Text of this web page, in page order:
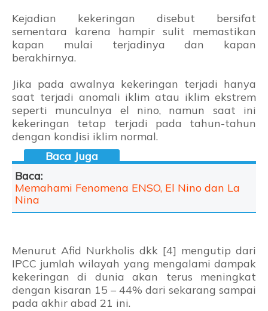
Kejadian kekeringan disebut bersifat
sementara karena hampir sulit memastikan
kapan mulai terjadinya dan kapan
berakhirnya.
Jika pada awalnya kekeringan terjadi hanya
saat terjadi anomali iklim atau iklim ekstrem
seperti munculnya el nino, namun saat ini
kekeringan tetap terjadi pada tahun-tahun
dengan kondisi iklim normal.
Baca:
Memahami Fenomena ENSO, El Nino dan La
Nina
Menurut Afid Nurkholis dkk [4] mengutip dari
IPCC jumlah wilayah yang mengalami dampak
kekeringan di dunia akan terus meningkat
dengan kisaran 15 – 44% dari sekarang sampai
pada akhir abad 21 ini.